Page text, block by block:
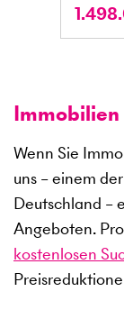
Wenn Sie
uns – einem
Deutschland –
Angeboten.
kostenlosen